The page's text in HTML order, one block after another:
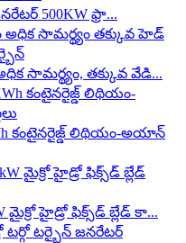
500KW ఫ్రా...
సామర్థ్యం, ​​తక్కువ వేడి...
కంటైనరైజ్డ్ లిథియం-అయాన్
మైక్రో హైడ్రో ఫిక్స్‌డ్ బ్లేడ్ కా...